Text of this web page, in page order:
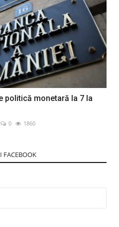
politică monetară la 7 la
0 1860
FACEBOOK